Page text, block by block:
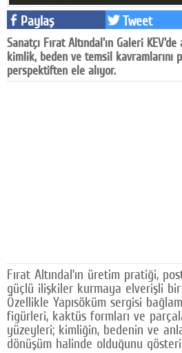
Polemik
Reklam
Yazarlar
Paylaş Tweet
Sanatçı Fırat Altındal'ın Galeri
kimlik, beden ve temsil kavramlarını
perspektiften ele alıyor.
Fırat Altındal’ın üretim pratiği,
güçlü ilişkiler kurmaya elverişli
Özellikle Yapısöküm sergisi
figürleri, kaktüs formları ve
yüzeyleri; kimliğin, bedenin ve
dönüşüm halinde olduğunu